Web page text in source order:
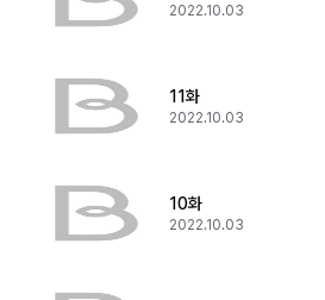
2022.10.03
11화
2022.10.03
10화
2022.10.03